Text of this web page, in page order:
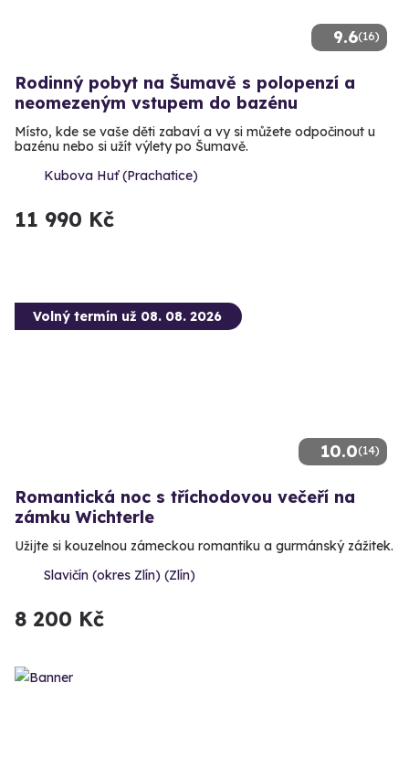
9.6(16)
Rodinný pobyt na Šumavě s polopenzí a
neomezeným vstupem do bazénu
Místo, kde se vaše děti zabaví a vy si můžete odpočinout u
bazénu nebo si užít výlety po Šumavě.
Kubova Huť (Prachatice)
11 990 Kč
10.0(14)
Volný termín už 08. 08. 2026
Romantická noc s tříchodovou večeří na
zámku Wichterle
Užijte si kouzelnou zámeckou romantiku a gurmánský zážitek.
Slavičín (okres Zlín) (Zlín)
8 200 Kč